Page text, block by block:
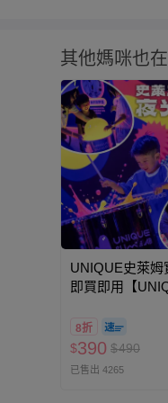
投保產品
商品產地
牛/豬肉產
過敏原：
退換貨須知
您所購買
使用的全
如需退換
責處理，
可進行申
務，謝謝。
針對滿件
其他媽咪也
UNIQUE史萊姆
即買即用【
教館 】2026/6/
(電子票券，於展
憑訂單編號兌換
廢) (大人小孩均
8折
$390 $490
已售出 4265